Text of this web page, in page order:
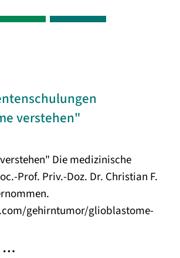
„Befunde
verstehen"
Die medizinische
Prof. Priv.-Doz. Dr. Christian F.
gehirntumor/glioblastome-
…